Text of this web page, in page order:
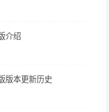
介绍
版本更新历史